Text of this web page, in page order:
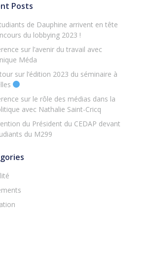
Posts
de Dauphine arrivent en tête
du lobbying 2023 !
sur l’avenir du travail avec
Méda
sur l’édition 2023 du séminaire à
sur le rôle des médias dans la
avec Nathalie Saint-Cricq
du Président du CEDAP devant
du M299